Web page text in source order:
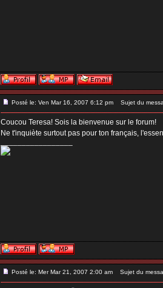
Posté le: Ven Mar 16, 2007 6:12 pm Sujet du
Coucou Teresa! Sois la bienvenue sur le forum!
Ne t'inquiète surtout pas pour ton français,
_________________
Posté le: Mer Mar 21, 2007 2:00 am Sujet du